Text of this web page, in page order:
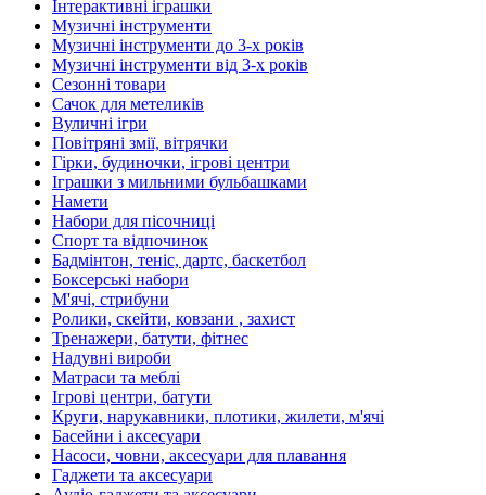
Інтерактивні іграшки
Музичні інструменти
Музичні інструменти до 3-х років
Музичні інструменти від 3-х років
Сезонні товари
Сачок для метеликів
Вуличні ігри
Повітряні змії, вітрячки
Гірки, будиночки, ігрові центри
Іграшки з мильними бульбашками
Намети
Набори для пісочниці
Спорт та відпочинок
Бадмінтон, теніс, дартс, баскетбол
Боксерські набори
М'ячі, стрибуни
Ролики, скейти, ковзани , захист
Тренажери, батути, фітнес
Надувні вироби
Матраси та меблі
Ігрові центри, батути
Круги, нарукавники, плотики, жилети, м'ячі
Басейни і аксесуари
Насоси, човни, аксесуари для плавання
Гаджети та аксесуари